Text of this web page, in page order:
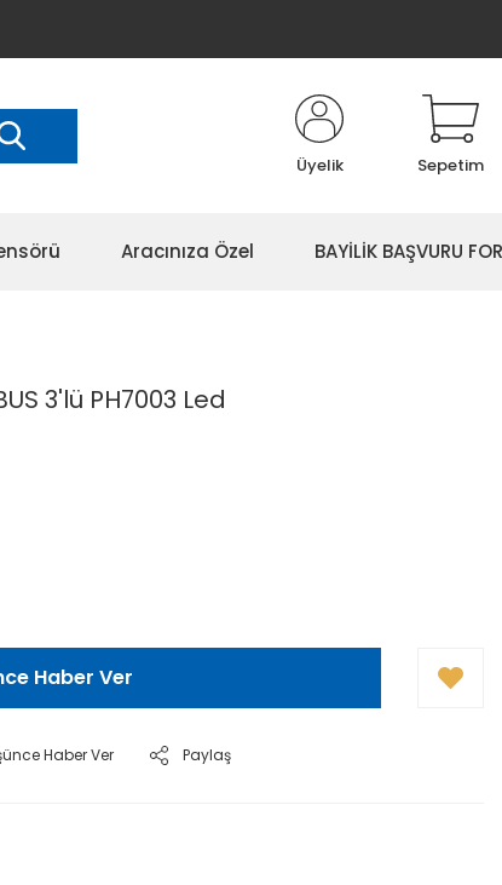
Üyelik Sepetim
Aracınıza Özel BAYİLİK BAŞVURU
3'lü PH7003 Led
Haber Ver
Haber Ver Paylaş